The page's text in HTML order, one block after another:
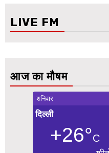
LIVE FM
आज का मौषम
शनिवार
दिल्ली
+26°C